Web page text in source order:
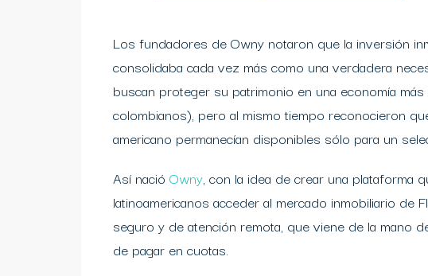
Los fundadores de Owny notaron que la inversión
consolidaba cada vez más como una verdadera
buscan proteger su patrimonio en una economía
colombianos), pero al mismo tiempo reconocieron
americano permanecían disponibles sólo para un
Así nació Owny, con la idea de crear una plataforma
latinoamericanos acceder al mercado inmobiliario de
seguro y de atención remota, que viene de la mano
de pagar en cuotas.